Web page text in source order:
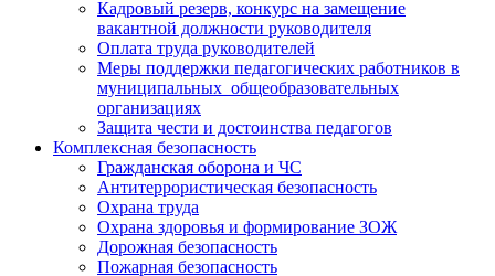
Кадровый резерв, конкурс на замещение
вакантной должности руководителя
Оплата труда руководителей
Меры поддержки педагогических работников в
муниципальных общеобразовательных
организациях
Защита чести и достоинства педагогов
Комплексная безопасность
Гражданская оборона и ЧС
Антитеррористическая безопасность
Охрана труда
Охрана здоровья и формирование ЗОЖ
Дорожная безопасность
Пожарная безопасность